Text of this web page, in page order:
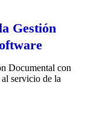
Gestión
Documental con
servicio de la